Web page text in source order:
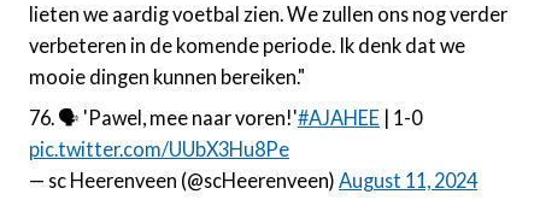
lieten we aardig voetbal zien. We zullen ons nog verder
verbeteren in de komende periode. Ik denk dat we
mooie dingen kunnen bereiken."
76. 🗣 'Pawel, mee naar voren!'#AJAHEE | 1-0
pic.twitter.com/UUbX3Hu8Pe
— sc Heerenveen (@scHeerenveen) August 11, 2024